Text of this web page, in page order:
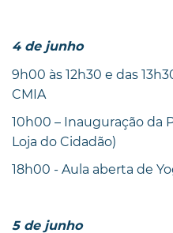
4 de junho
9h00 às 12h30 e das
CMIA
10h00 – Inauguração da
Loja do Cidadão)
18h00 - Aula aberta de
5 de junho